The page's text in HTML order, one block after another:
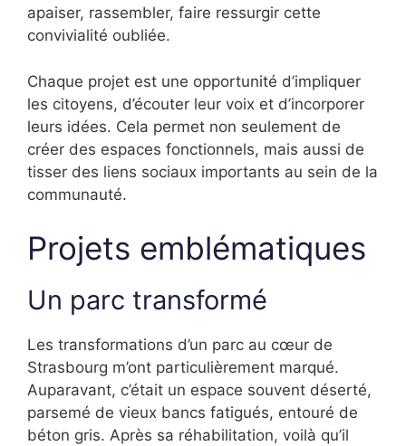
apaiser, rassembler, faire ressurgir cette
convivialité oubliée.
Chaque projet est une opportunité d’impliquer
les citoyens, d’écouter leur voix et d’incorporer
leurs idées. Cela permet non seulement de
créer des espaces fonctionnels, mais aussi de
tisser des liens sociaux importants au sein de la
communauté.
Projets emblématiques
Un parc transformé
Les transformations d’un parc au cœur de
Strasbourg m’ont particulièrement marqué.
Auparavant, c’était un espace souvent déserté,
parsemé de vieux bancs fatigués, entouré de
béton gris. Après sa réhabilitation, voilà qu’il